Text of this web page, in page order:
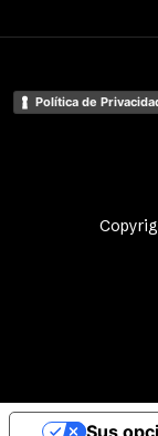
Política de
Sus